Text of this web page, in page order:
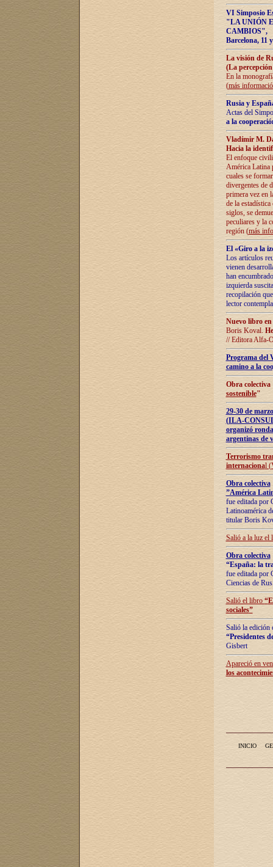
VI Simposio
"LA UNIÓN
CAMBIOS",
Barcelona, 11
La visión de
(La
En la
(más
Rusia y
Actas del
a la
Vladímir M.
Hacia la
El enfoque
América Latina
cuales se
divergentes de
primera vez en
de la
siglos, se
peculiares y la
región (más
El «Giro a la
Los artículos
vienen
han
izquierda
recopilación
lector
Nuevo libro
Boris Koval.
// Editora Alfa-
Programa del
camino a la
Obra
sostenible"
29-30 de
(ILA-
organizó
argentinas de
Terrorismo
internacional
Obra colectiva
”América
fue editada por
Latinoamérica
titular Boris
Salió a la luz el
Obra colectiva
“España: la
fue editada por
Ciencias de
Salió el libro “
sociales”
Salió la edición
“Presidentes
Gisbert
Apareció en
los
INICIO